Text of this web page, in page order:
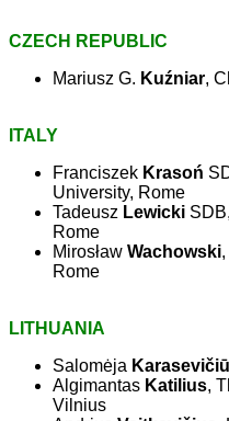
CZECH REPUBLIC
Mariusz G. Kuźniar,
ITALY
Franciszek Krasoń
University, Rome
Tadeusz Lewicki
Rome
Mirosław Wachowski
Rome
LITHUANIA
Salomėja
Algimantas Katilius,
Vilnius